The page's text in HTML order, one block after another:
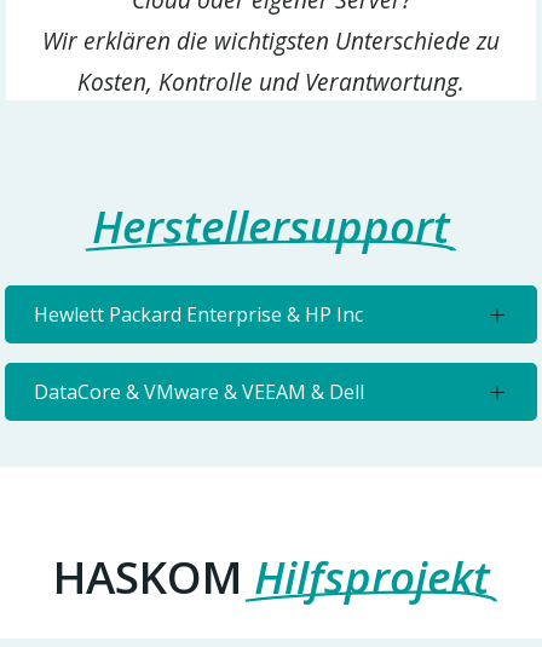
Wir erklären die wichtigsten Unterschiede zu
Kosten, Kontrolle und Verantwortung.
Herstellersupport
Hewlett Packard Enterprise & HP Inc
DataCore & VMware & VEEAM & Dell
HASKOM Hilfsprojekt